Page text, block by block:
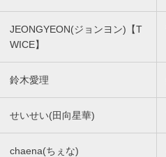
JEONGYEON(ジョンヨン)【T
WICE】
鈴木愛理
せいせい(田向星華)
chaena(ちぇな)